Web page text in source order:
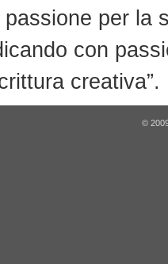
per la
con
creativa”.
©